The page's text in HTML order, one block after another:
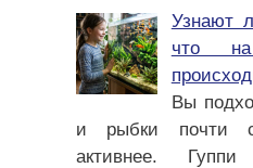
Узнают
что
Вы
и рыбки почти
активнее.